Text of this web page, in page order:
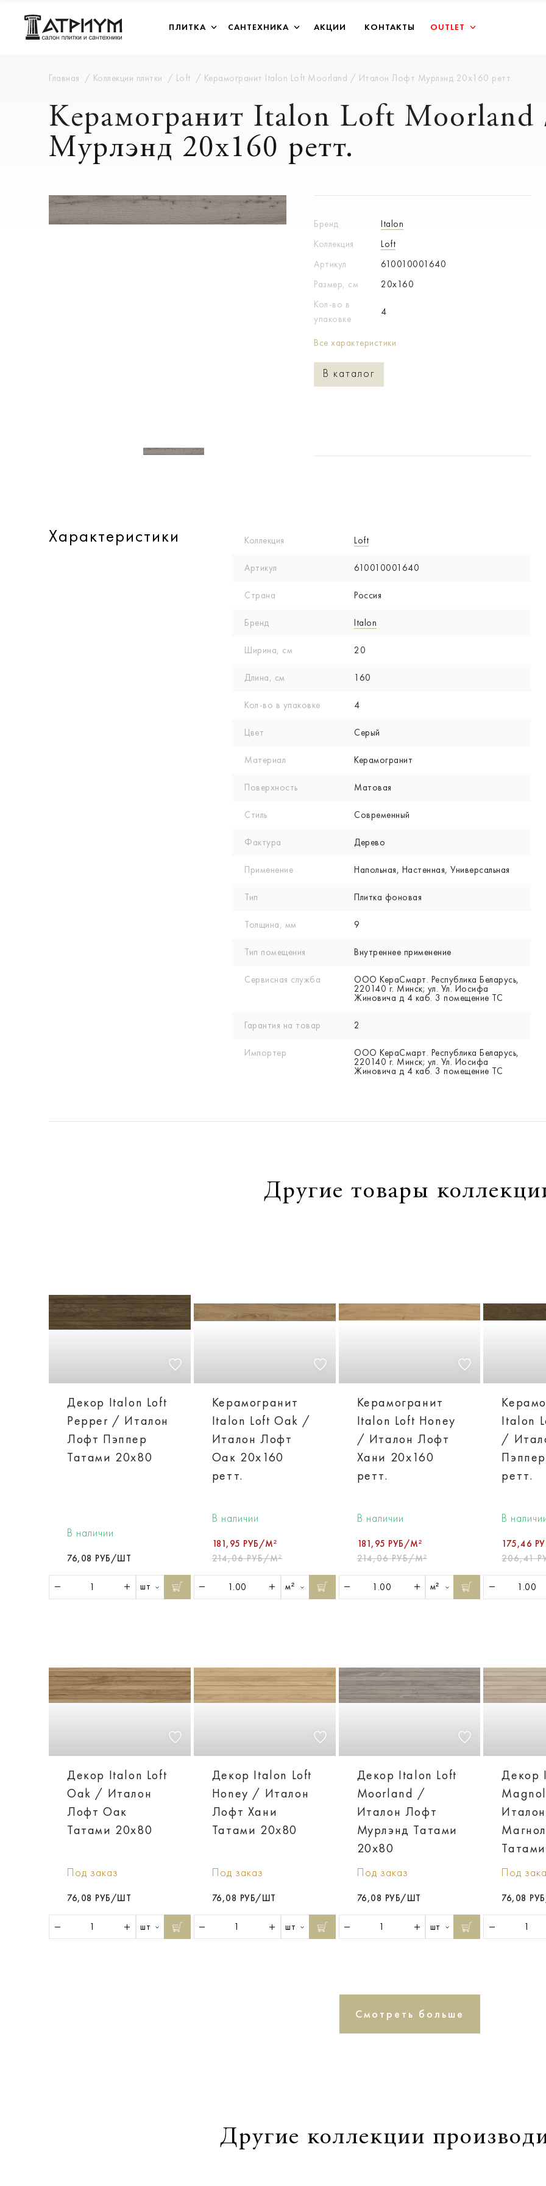
ПЛИТКА САНТЕХНИКА АКЦИИ КОНТАКТЫ OUTLET
Главная Коллекции плитки Loft Керамогранит Italon Loft Moorland / Италон Лофт Мурлэнд 20х160 ретт.
Керамогранит Italon Loft
Мурлэнд 20х160 ретт.
Бренд
Italon
Коллекция
Loft
Артикул
610010001640
Размер, см
20x160
Кол-во в
упаковке
4
Все характеристики
В каталог
Характеристики Коллекция Loft
Артикул 610010001640
Страна Россия
Бренд Italon
Ширина, см 20
Длина, см 160
Кол-вo в упаковке 4
Цвет Серый
Материал Керамогранит
Поверхность Матовая
Стиль Современный
Фактура Дерево
Применение Напольная, Настенная, Универсальная
Тип Плитка фоновая
Толщина, мм 9
Тип помещения Внутреннее применение
Сервисная служба
ООО КераСмарт. Республика Беларусь,
220140 г. Минск; ул. Ул. Иосифа
Жиновича д 4 каб. 3 помещение ТС
Гарантия на товар 2
Импортер
ООО КераСмарт. Республика Беларусь,
220140 г. Минск; ул. Ул. Иосифа
Жиновича д 4 каб. 3 помещение ТС
Другие товары
Декор Italon Loft
Pepper / Италон
Лофт Пэппер
Татами 20х80
В наличии
76,08 РУБ/ШТ
шт
Керамогранит
Italon Loft Oak /
Италон Лофт
Оак 20х160
ретт.
В наличии
181,95 РУБ/М²
214,06 РУБ/М²
м²
Керамогранит
Italon Loft Honey
/ Италон Лофт
Хани 20х160
ретт.
В наличии
181,95 РУБ/М²
214,06 РУБ/М²
м²
Italon
/
ретт.
В
175,46
206,41
Декор Italon Loft
Oak / Италон
Лофт Оак
Татами 20х80
Под заказ
76,08 РУБ/ШТ
шт
Декор Italon Loft
Honey / Италон
Лофт Хани
Татами 20х80
Под заказ
76,08 РУБ/ШТ
шт
Декор Italon Loft
Moorland /
Италон Лофт
Мурлэнд Татами
20х80
Под заказ
76,08 РУБ/ШТ
шт
Декор
Под
76,08
Смотреть больше
Другие коллекции